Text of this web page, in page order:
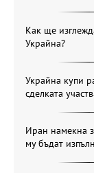
Как ще
Украйна?
Украйна купи
сделката
Иран намекна
му бъдат